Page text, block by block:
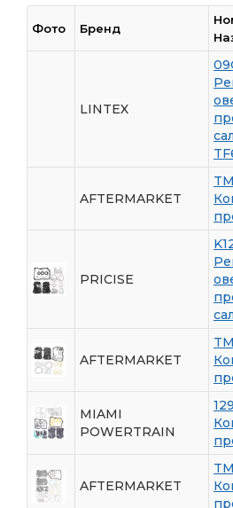
Фото Бренд
LINTEX
AFTERMARKET
PRICISE
AFTERMARKET
MIAMI
POWERTRAIN
AFTERMARKET